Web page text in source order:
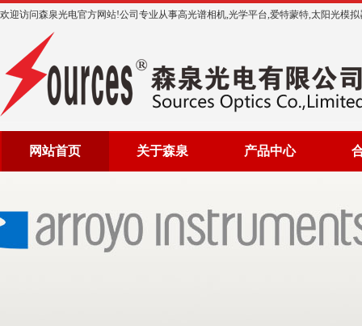
欢迎访问森泉光电官方网站!公司专业从事高光谱相机,光学平台,爱特蒙特,太阳光模
网站首页 关于森泉 产品中心